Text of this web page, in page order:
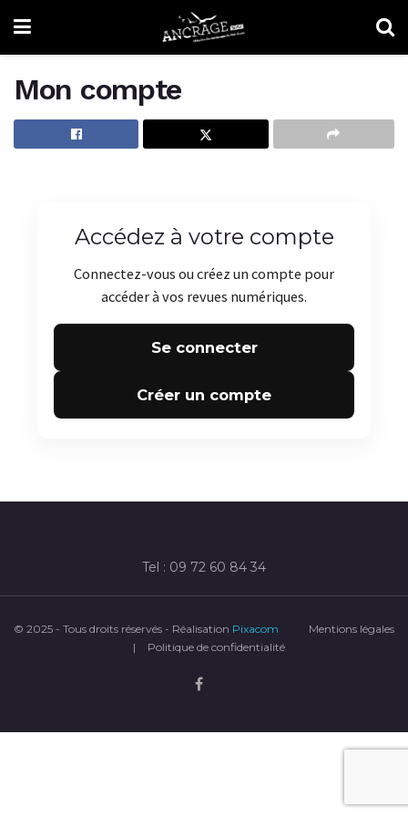
Mon compte
Accédez à votre compte
Connectez-vous ou créez un compte pour
accéder à vos revues numériques.
Se connecter
Créer un compte
Tel : 09 72 60 84 34
© 2025 - Tous droits réservés - Réalisation Pixacom
Mentions légales
|
Politique de confidentialité